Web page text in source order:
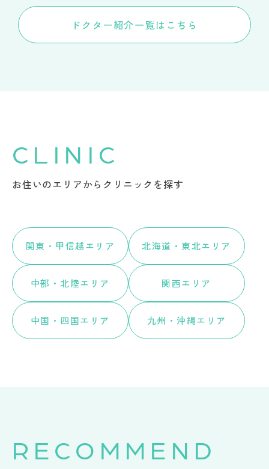
ドクター紹介一覧はこちら
CLINIC
お住いのエリアからクリニックを探す
関東・甲信越エリア 北海道・東北エリア
中部・北陸エリア 関西エリア
中国・四国エリア 九州・沖縄エリア
RECOMMEND